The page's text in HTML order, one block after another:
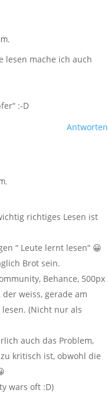
lesen mache ich auch
:-D
Antworten
richtiges Lesen ist
“ Leute lernt lesen“ 😀
Brot sein.
Behance, 500px
weiss, gerade am
(Nicht nur als
auch das Problem,
kritisch ist, obwohl die
wars oft :D)